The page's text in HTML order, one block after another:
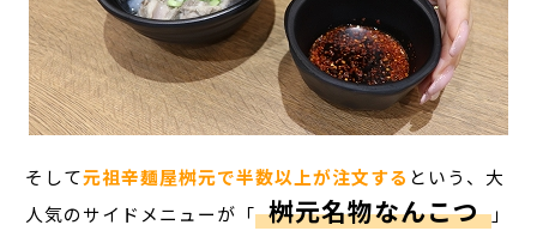
そして元祖辛麺屋桝元で半数以上が注文する という、大
人気のサイドメニューが「 桝元名物なんこつ
」